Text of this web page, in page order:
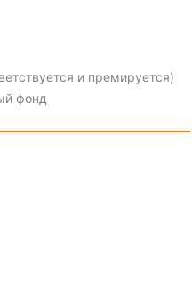
и премируется)
фонд